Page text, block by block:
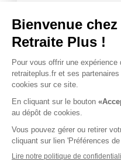
ainés.
Vous avez besoin
Obtenir les